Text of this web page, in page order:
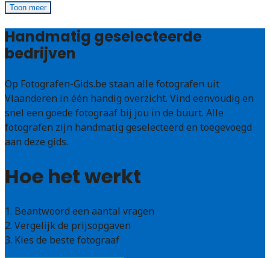
Toon meer
Handmatig geselecteerde
bedrijven
Op Fotografen-Gids.be staan alle fotografen uit
Vlaanderen in één handig overzicht. Vind eenvoudig en
snel een goede fotograaf bij jou in de buurt. Alle
fotografen zijn handmatig geselecteerd en toegevoegd
aan deze gids.
Hoe het werkt
1. Beantwoord een aantal vragen
2. Vergelijk de prijsopgaven
3. Kies de beste fotograaf